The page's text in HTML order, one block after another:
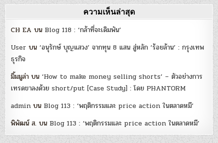
ความเห็นล่าสุด
CH EA บนBlog 118 : ‘กล้าที่จะเดิมพัน’
User บน‘อนุรักษ์ บุญแสวง’ จากทุน 8 แสน สู่หลัก ‘ร้อยล้าน’ : กรุงเทพ
ธุรกิจ
มิ้มมูล่า บน‘How to make money selling shorts’ – ตัวอย่างการ
เทรดขาลงด้วย short/put [Case Study] : โดย PHANTORM
admin บนBlog 113 : ‘พฤติกรรมและ price action ในตลาดหมี’
พิพัฒน์ ส. บนBlog 113 : ‘พฤติกรรมและ price action ในตลาดหมี’